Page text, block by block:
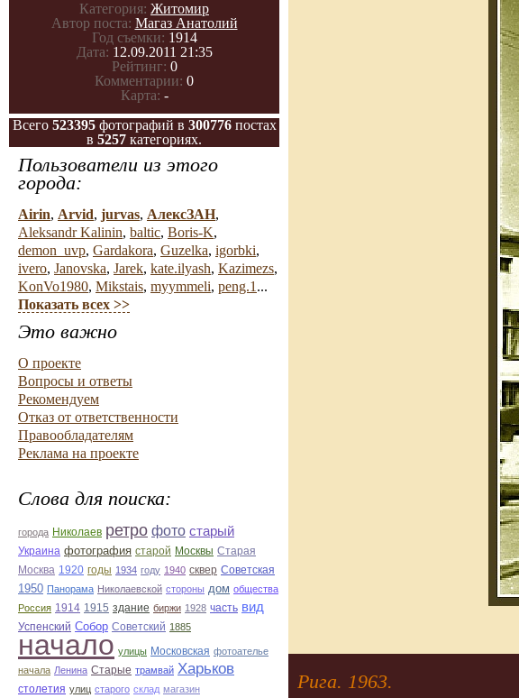
Категория: Житомир
Автор поста: Магаз Анатолий
Год съемки: 1914
Дата: 12.09.2011 21:35
Рейтинг: 0
Комментарии: 0
Карта: -
Всего 523395фотографий в 300776постах
в 5257 категориях.
Пользователи из этого
города:
Airin, Arvid, jurvas, АлексЗАН,
Aleksandr Kalinin, baltic, Boris-K,
demon_uvp, Gardakora, Guzelka, igorbki,
ivero, Janovska, Jarek, kate.ilyash, Kazimezs,
KonVo1980, Mikstais, myymmeli, peng.1 ...
Показать всех >>
Это важно
О проекте
Вопросы и ответы
Рекомендуем
Отказ от ответственности
Правообладателям
Реклама на проекте
Слова для поиска:
города Николаев ретро фото старый
Украина фотография старой Москвы Старая
Москва 1920 годы 1934 году 1940 сквер Советская
1950 Панорама Николаевской стороны дом общества
Россия 1914 1915 здание биржи 1928 часть вид
Успенский Собор Советский 1885
начало улицы Московская фотоателье
начала Ленина Старые трамвай Харьков
столетия улиц старого склад магазин Рига. 1963.